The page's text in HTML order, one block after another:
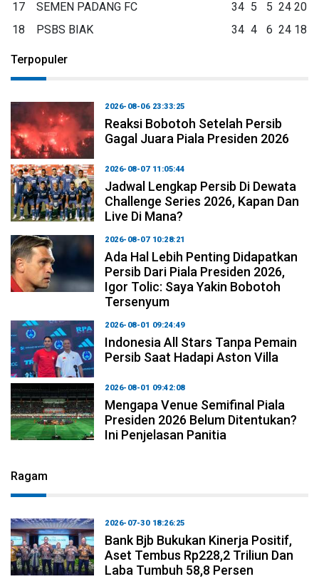
17 SEMEN PADANG FC 34 5 5 24 20
18
PSBS BIAK 34 4 6 24 18
Terpopuler
2026-08-06 23:33:25
Reaksi Bobotoh Setelah Persib
Gagal Juara Piala Presiden 2026
2026-08-07 11:05:44
Jadwal Lengkap Persib Di Dewata
Challenge Series 2026, Kapan Dan
Live Di Mana?
2026-08-07 10:28:21
Ada Hal Lebih Penting Didapatkan
Persib Dari Piala Presiden 2026,
Igor Tolic: Saya Yakin Bobotoh
Tersenyum
2026-08-01 09:24:49
Indonesia All Stars Tanpa Pemain
Persib Saat Hadapi Aston Villa
2026-08-01 09:42:08
Mengapa Venue Semifinal Piala
Presiden 2026 Belum Ditentukan?
Ini Penjelasan Panitia
Ragam
2026-07-30 18:26:25
Bank Bjb Bukukan Kinerja Positif,
Aset Tembus Rp228,2 Triliun Dan
Laba Tumbuh 58,8 Persen